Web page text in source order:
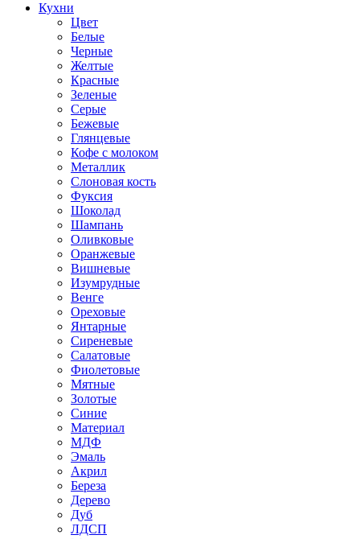
Кухни
Цвет
Белые
Черные
Желтые
Красные
Зеленые
Серые
Бежевые
Глянцевые
Кофе с молоком
Металлик
Слоновая кость
Фуксия
Шоколад
Шампань
Оливковые
Оранжевые
Вишневые
Изумрудные
Венге
Ореховые
Янтарные
Сиреневые
Салатовые
Фиолетовые
Мятные
Золотые
Синие
Материал
МДФ
Эмаль
Акрил
Береза
Дерево
Дуб
ЛДСП